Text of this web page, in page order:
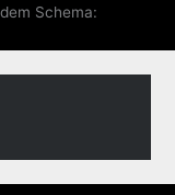
Schema: